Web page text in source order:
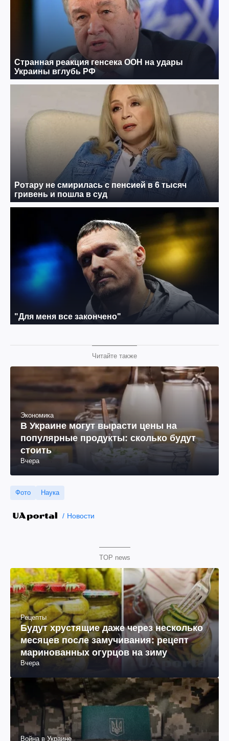
Читайте также
Экономика
В Украине могут вырасти цены на
популярные продукты: сколько будут
стоить
Вчера
Фото Наука
Новости
TOP news
Рецепты
Будут хрустящие даже через несколько
месяцев после замучивания: рецепт
маринованных огурцов на зиму
Вчера
Война в Украине